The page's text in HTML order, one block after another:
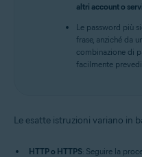
altri account o
Le password più
frase, anziché da
combinazione di
facilmente
Le esatte istruzioni variano in
HTTP o HTTPS: Seguire la